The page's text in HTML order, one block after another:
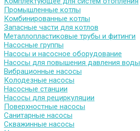
Промышленные котлы
Комбинированные котлы
Запасные части для котлов
Металлопластиковые трубы и фитинги
Насосные группы
Насосы и насосное оборудование
Насосы для повышения давления воды
Вибрационные насосы
Колодезные насосы
Насосные станции
Насосы для рециркуляции
Поверхностные насосы
Санитарные насосы
Скважинные насосы